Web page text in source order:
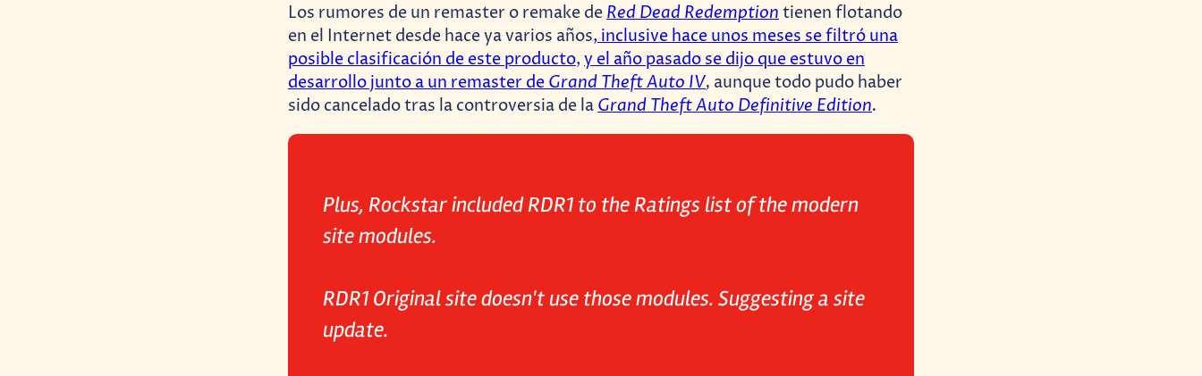
Los rumores de un remaster o remake de Red Dead Redemption tienen flotando
en el Internet desde hace ya varios años, inclusive hace unos meses se filtró una
posible clasificación de este producto, y el año pasado se dijo que estuvo en
desarrollo junto a un remaster de Grand Theft Auto IV, aunque todo pudo haber
sido cancelado tras la controversia de la Grand Theft Auto Definitive Edition.
Plus, Rockstar included RDR1 to the Ratings list of the modern
site modules.
RDR1 Original site doesn't use those modules. Suggesting a site
update.